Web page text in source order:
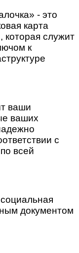
- это
карта
которая служит
к
ваши
ваших
с
всей
документом